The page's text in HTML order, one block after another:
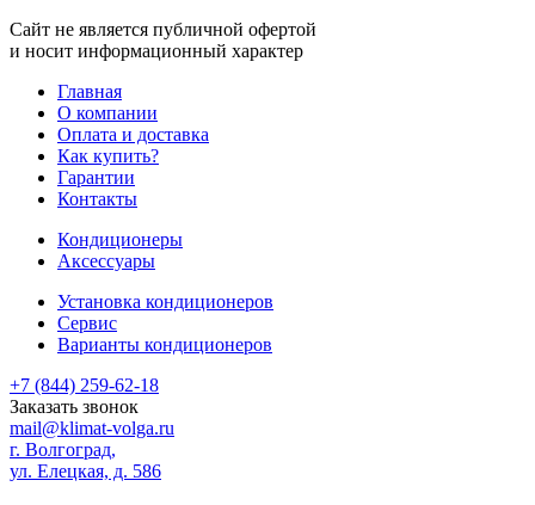
Сайт не является публичной офертой
и носит информационный характер
Главная
О компании
Оплата и доставка
Как купить?
Гарантии
Контакты
Кондиционеры
Аксессуары
Установка кондиционеров
Сервис
Варианты кондиционеров
+7 (844) 259-62-18
Заказать звонок
mail@klimat-volga.ru
г. Волгоград,
ул. Елецкая, д. 586